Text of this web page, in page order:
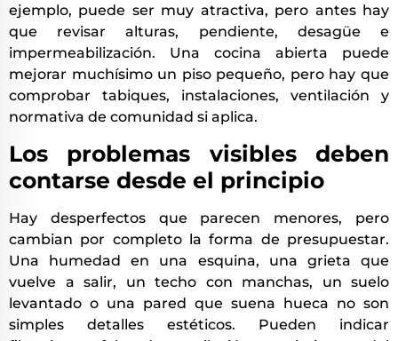
ejemplo, puede ser muy atractiva, pero antes hay
que revisar alturas, pendiente, desagüe e
impermeabilización. Una cocina abierta puede
mejorar muchísimo un piso pequeño, pero hay que
comprobar tabiques, instalaciones, ventilación y
normativa de comunidad si aplica.
Los problemas visibles deben
contarse desde el principio
Hay desperfectos que parecen menores, pero
cambian por completo la forma de presupuestar.
Una humedad en una esquina, una grieta que
vuelve a salir, un techo con manchas, un suelo
levantado o una pared que suena hueca no son
simples detalles estéticos. Pueden indicar